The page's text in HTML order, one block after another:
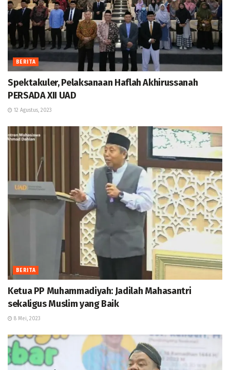
BERITA
Spektakuler, Pelaksanaan Haflah Akhirussanah
PERSADA XII UAD
12 Agustus, 2023
BERITA
Ketua PP Muhammadiyah: Jadilah Mahasantri
sekaligus Muslim yang Baik
8 Mei, 2023